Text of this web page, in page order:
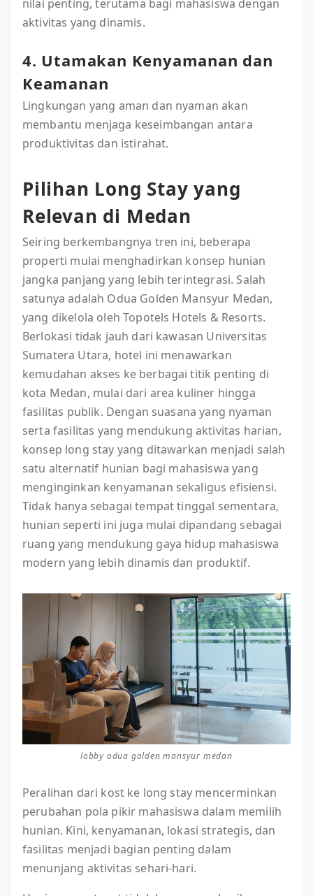
nilai penting, terutama bagi mahasiswa dengan
aktivitas yang dinamis.
4. Utamakan Kenyamanan dan
Keamanan
Lingkungan yang aman dan nyaman akan
membantu menjaga keseimbangan antara
produktivitas dan istirahat.
Pilihan Long Stay yang
Relevan di Medan
Seiring berkembangnya tren ini, beberapa
properti mulai menghadirkan konsep hunian
jangka panjang yang lebih terintegrasi. Salah
satunya adalah Odua Golden Mansyur Medan,
yang dikelola oleh Topotels Hotels & Resorts.
Berlokasi tidak jauh dari kawasan Universitas
Sumatera Utara, hotel ini menawarkan
kemudahan akses ke berbagai titik penting di
kota Medan, mulai dari area kuliner hingga
fasilitas publik. Dengan suasana yang nyaman
serta fasilitas yang mendukung aktivitas harian,
konsep long stay yang ditawarkan menjadi salah
satu alternatif hunian bagi mahasiswa yang
menginginkan kenyamanan sekaligus efisiensi.
Tidak hanya sebagai tempat tinggal sementara,
hunian seperti ini juga mulai dipandang sebagai
ruang yang mendukung gaya hidup mahasiswa
modern yang lebih dinamis dan produktif.
lobby odua golden mansyur medan
Peralihan dari kost ke long stay mencerminkan
perubahan pola pikir mahasiswa dalam memilih
hunian. Kini, kenyamanan, lokasi strategis, dan
fasilitas menjadi bagian penting dalam
menunjang aktivitas sehari-hari.